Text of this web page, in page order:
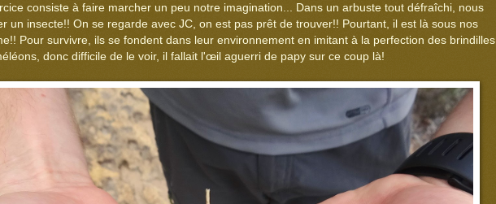
consiste à faire marcher un peu notre imagination... Dans un arbuste tout défraîchi, nous
un insecte!! On se regarde avec JC, on est pas prêt de trouver!! Pourtant, il est là sous nos
Pour survivre, ils se fondent dans leur environnement en imitant à la perfection des brindilles,
donc difficile de le voir, il fallait l'œil aguerri de papy sur ce coup là!